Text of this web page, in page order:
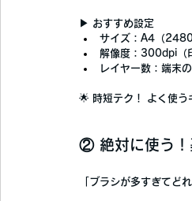
▶ おすすめ設定
サイズ ：A4（
解像度 ：300dpi（
レイヤー数 ：端末
🌟 時短テク！ よく使う
② 絶対に使う！
「ブラシが多すぎてど